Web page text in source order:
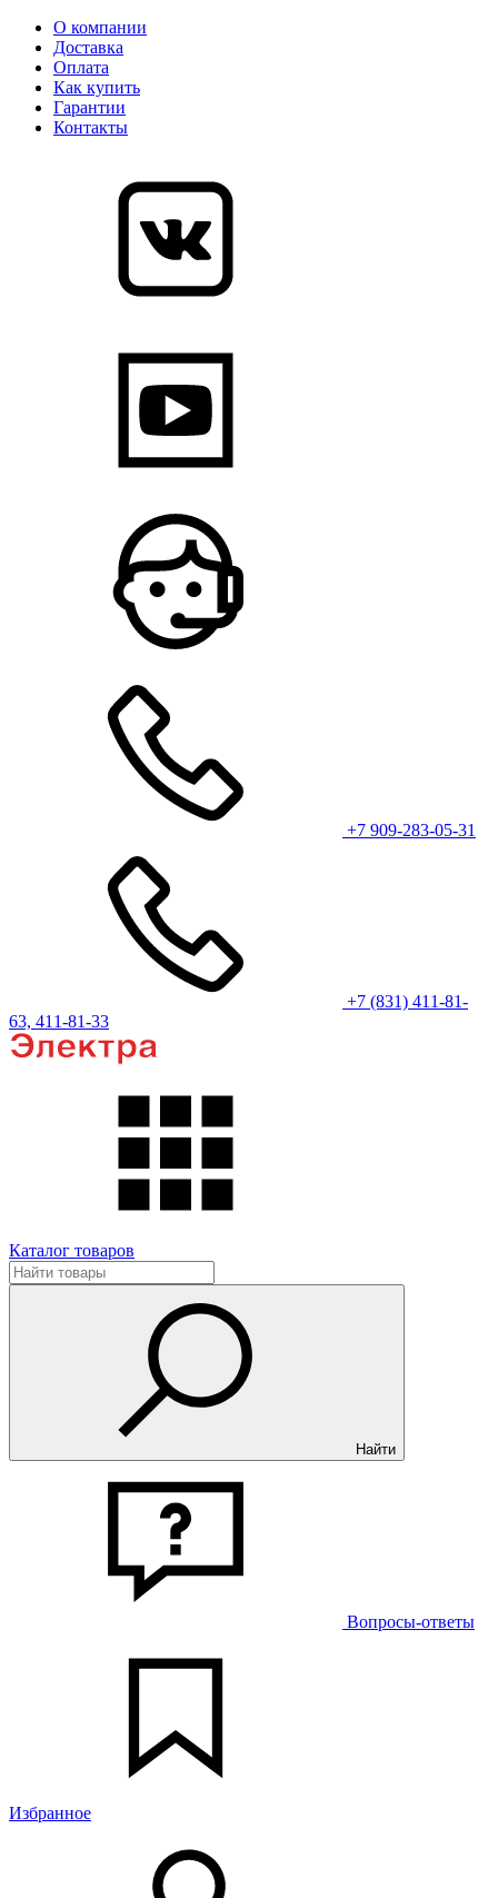
О компании
Доставка
Оплата
Как купить
Гарантии
Контакты
+7 909-283-05-31
+7 (831) 411-81-
63, 411-81-33
Каталог товаров
Найти
Вопросы-ответы
Избранное